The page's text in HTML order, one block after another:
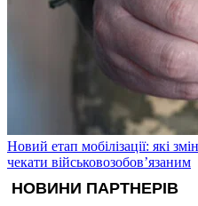
Новий етап мобілізації: які
чекати військовозобов’язаним